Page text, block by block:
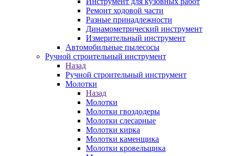
Ремонт ходовой части
Разные принадлежности
Динамометрический инструмент
Измерительный инструмент
Автомобильные пылесосы
Ручной строительный инструмент
Назад
Ручной строительный инструмент
Молотки
Назад
Молотки
Молотки гвоздодеры
Молотки слесарные
Молотки кирка
Молотки каменщика
Молотки кровельщика